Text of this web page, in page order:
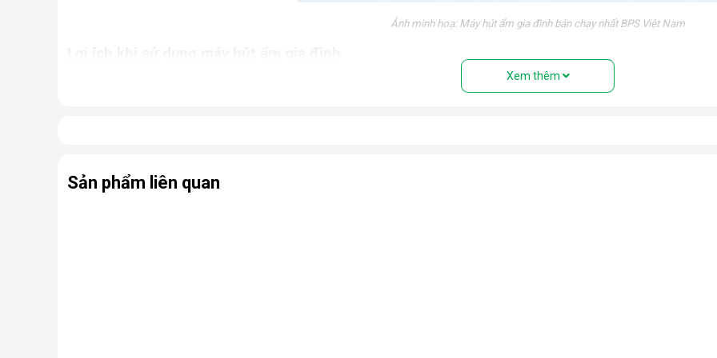
Ảnh minh hoạ: Máy hút ẩm gia đình bán chạy nhất BPS Việt Nam
Giữ cho nhà cửa luôn khô thoáng, tránh khỏi tình trạng trơn trượt trong những ngày nồm ẩm.
Ngăn chặn tình trạng nấm mốc, hạn chế sự phát triển của vi khuẩn trong môi trường độ ẩm cao. Bảo vệ sức
Xem thêm
Sản phẩm liên quan